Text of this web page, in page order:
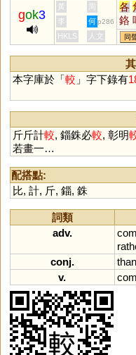
gok3
黃 周 各
鉻
搉
李 何 p286
HKLS 人文 同
本字庫於「較 」字下錄有
斤斤計較, 錙銖必較, 彰明
若畫一…
配搭點:
比, 計, 斤, 錙, 銖
詞類
adv.
conj.
than
v.